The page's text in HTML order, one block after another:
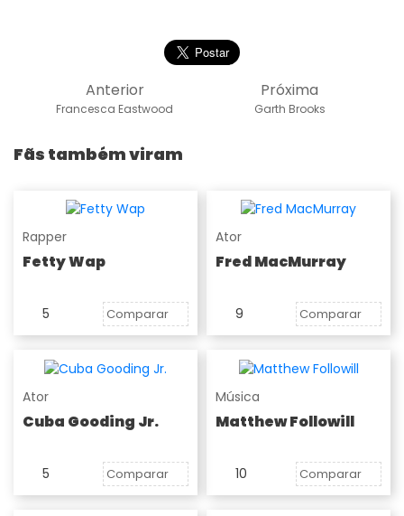
Próxima
Garth Brooks
Anterior
Francesca Eastwood
Fãs também viram
Rapper
Fetty Wap
5 Comparar
Ator
Fred MacMurray
9 Comparar
Ator
Cuba Gooding Jr.
5 Comparar
Música
Matthew Followill
10 Comparar